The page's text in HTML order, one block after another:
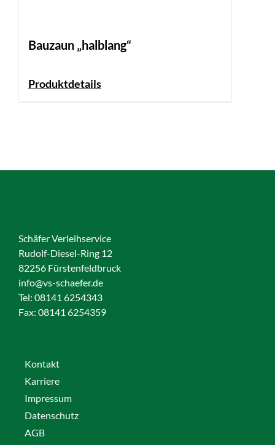
Bauzaun „halblang“
Produktdetails
Schäfer Verleihservice
Rudolf-Diesel-Ring 12
82256 Fürstenfeldbruck
info@vs-schaefer.de
Tel: 08141 6254343
Fax: 08141 6254359
Kontakt
Karriere
Impressum
Datenschutz
AGB